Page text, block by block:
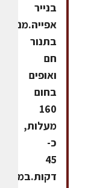
בנייר
אפייה.מניחים
בתנור
חם
ואופים
בחום
160
מעלות,
כ-
45
דקות.במקביל